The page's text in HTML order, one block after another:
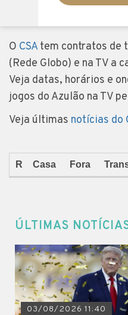
O CSAtem contratos de
(Rede Globo) e na TV a
Veja datas, horários e
jogos do Azulão na TV
Veja últimas notícias do
R Casa Fora
ÚLTIMAS
03/08/2026 11:40